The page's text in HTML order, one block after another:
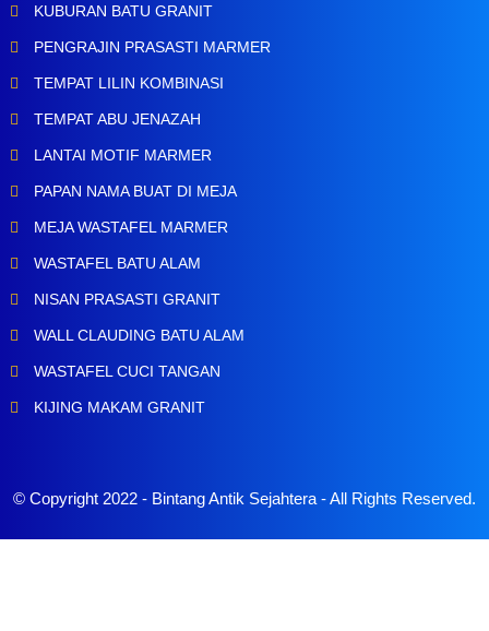
KUBURAN BATU GRANIT
PENGRAJIN PRASASTI MARMER
TEMPAT LILIN KOMBINASI
TEMPAT ABU JENAZAH
LANTAI MOTIF MARMER
PAPAN NAMA BUAT DI MEJA
MEJA WASTAFEL MARMER
WASTAFEL BATU ALAM
NISAN PRASASTI GRANIT
WALL CLAUDING BATU ALAM
WASTAFEL CUCI TANGAN
KIJING MAKAM GRANIT
© Copyright 2022 - Bintang Antik Sejahtera- All Rights Reserved.